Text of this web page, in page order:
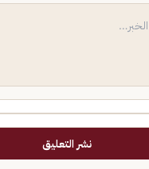
نشر التعليق